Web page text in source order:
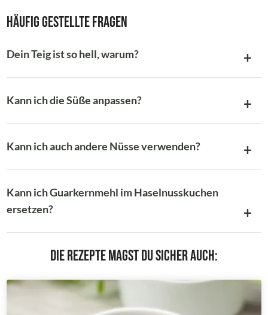
Häufig gestellte Fragen
Dein Teig ist so hell, warum?
Kann ich die Süße anpassen?
Kann ich auch andere Nüsse verwenden?
Kann ich Guarkernmehl im Haselnusskuchen
ersetzen?
Die Rezepte magst du sicher auch: